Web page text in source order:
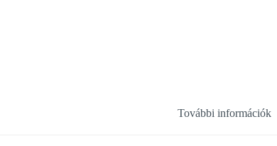
További információk